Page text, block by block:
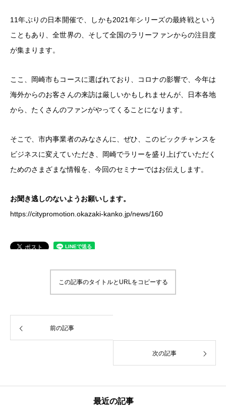
11年ぶりの日本開催で、しかも2021年シリーズの最終戦という
こともあり、全世界の、そして全国のラリーファンからの注目度
が集まります。
ここ、岡崎市もコースに選ばれており、コロナの影響で、今年は
海外からのお客さんの来訪は厳しいかもしれませんが、日本各地
から、たくさんのファンがやってくることになります。
そこで、市内事業者のみなさんに、ぜひ、このビックチャンスを
ビジネスに変えていただき、岡崎でラリーを盛り上げていただく
ためのさまざまな情報を、今回のセミナーではお伝えします。
お聞き逃しのないようお願いします。
https://citypromotion.okazaki-kanko.jp/news/160
この記事のタイトルとURLをコピーする
前の記事
次の記事
最近の記事